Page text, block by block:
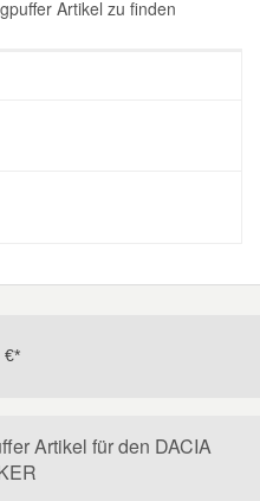
Artikel zu finden
€*
Artikel für den DACIA